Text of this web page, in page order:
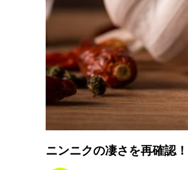
ニンニクの凄さを再確認